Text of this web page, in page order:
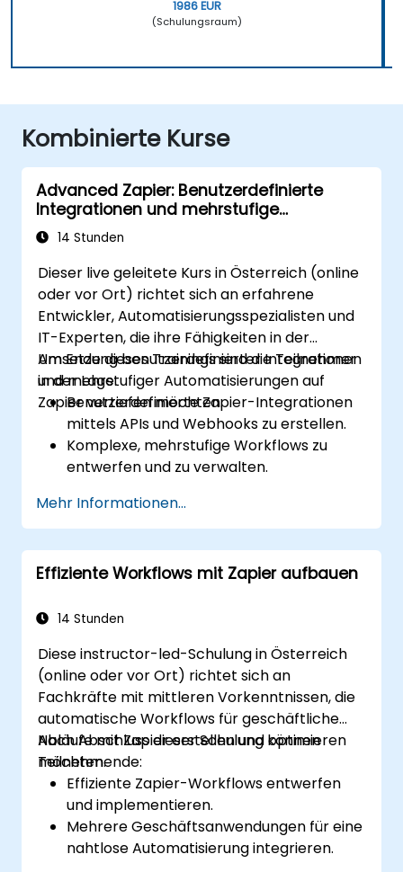
1986 EUR
(Schulungsraum)
Kombinierte Kurse
Advanced Zapier: Benutzerdefinierte
Integrationen und mehrstufige
Automatisierungen
14 Stunden
Dieser live geleitete Kurs in Österreich (online
oder vor Ort) richtet sich an erfahrene
Entwickler, Automatisierungsspezialisten und
IT-Experten, die ihre Fähigkeiten in der
Umsetzung benutzerdefinierter Integrationen
und mehrstufiger Automatisierungen auf
Zapier vertiefen möchten.
Am Ende dieses Trainings sind die Teilnehmer
in der Lage:
Benutzerdefinierte Zapier-Integrationen
mittels APIs und Webhooks zu erstellen.
Komplexe, mehrstufige Workflows zu
entwerfen und zu verwalten.
optimieren und zu debuggen.
Zapier in proprietäre oder weniger
gängige Anwendungen zu integrieren.
Mehr Informationen...
Effiziente Workflows mit Zapier aufbauen
14 Stunden
Diese instructor-led-Schulung in Österreich
(online oder vor Ort) richtet sich an
Fachkräfte mit mittleren Vorkenntnissen, die
automatische Workflows für geschäftliche
Abläufe mit Zapier erstellen und optimieren
möchten.
Nach Abschluss dieser Schulung können
Teilnehmende:
Effiziente Zapier-Workflows entwerfen
und implementieren.
Mehrere Geschäftsanwendungen für eine
nahtlose Automatisierung integrieren.